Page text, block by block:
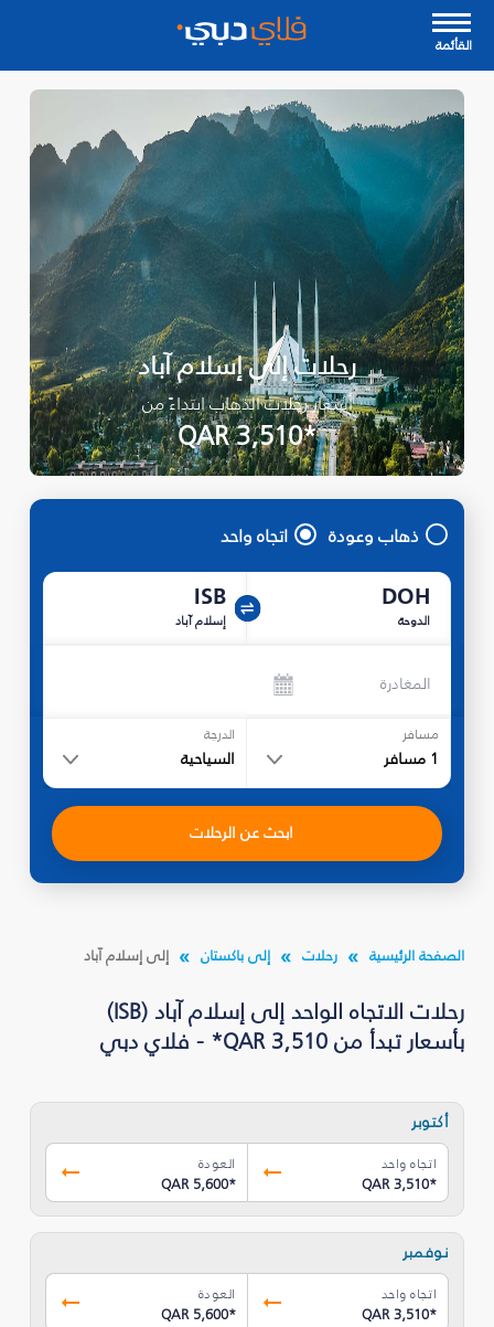
القأئمة
رحلات إلى إسلام آباد
أسعار رحلات الذهاب ابتداءً من
*QAR 3,510
ذهاب وعودة اتجاه واحد
DOH
الدوحة
ISB
إسلام آباد
المغادرة
مسافر
1 مسافر
الدرجة
السياحية
ابحث عن الرحلات
الصفحة الرئيسية رحلات إلى باكستان إلى إسلام آباد
رحلات الاتجاه الواحد إلى إسلام آباد (ISB)
بأسعار تبدأ من QAR 3,510* - فلاي دبي
أكتوبر
اتجاه واحد
QAR 3,510*
العودة
QAR 5,600*
نوفمبر
اتجاه واحد
QAR 3,510*
العودة
QAR 5,600*